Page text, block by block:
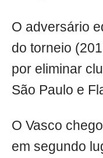
O adversário
do torneio
por eliminar
São Paulo e
O Vasco
em segundo